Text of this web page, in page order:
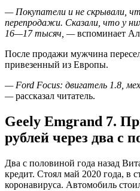
— Покупатели и не скрывали,
перепродажи. Сказали, что у
16—17 тысяч, —вспоминает
После продажи мужчина
привезенный из Европы.
— Ford Focus: двигатель 1.8,
—рассказал читатель.
Geely Emgrand 7.
рублей через два с
Два с половиной года назад
кредит. Стоял май 2020 года, в
коронавируса. Автомобиль